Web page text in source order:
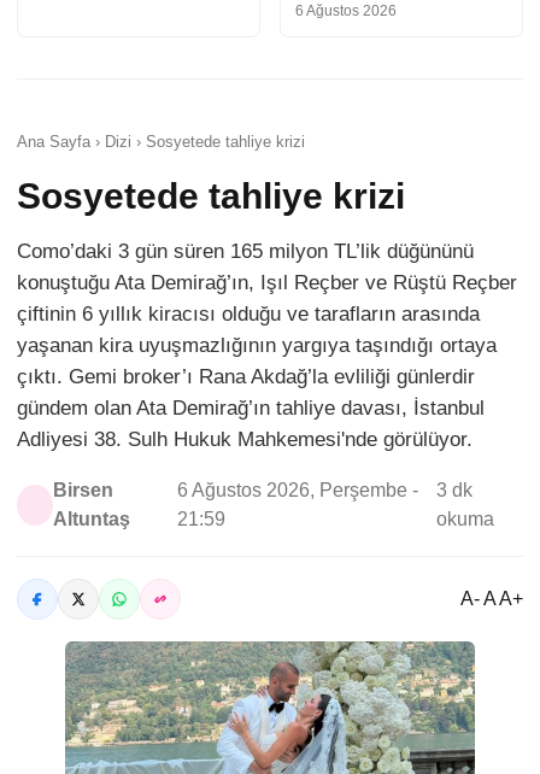
6 Ağustos 2026
Ana Sayfa › Dizi › Sosyetede tahliye krizi
Sosyetede tahliye krizi
Como’daki 3 gün süren 165 milyon TL’lik düğününü
konuştuğu Ata Demirağ’ın, Işıl Reçber ve Rüştü Reçber
çiftinin 6 yıllık kiracısı olduğu ve tarafların arasında
yaşanan kira uyuşmazlığının yargıya taşındığı ortaya
çıktı. Gemi broker’ı Rana Akdağ’la evliliği günlerdir
gündem olan Ata Demirağ’ın tahliye davası, İstanbul
Adliyesi 38. Sulh Hukuk Mahkemesi'nde görülüyor.
Birsen
Altuntaş
6 Ağustos 2026, Perşembe -
21:59
3 dk
okuma
A- A A+